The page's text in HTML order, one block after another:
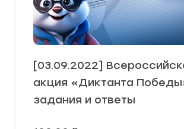
[03.09.2022]
акция «Диктанта
задания и ответы